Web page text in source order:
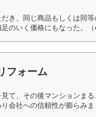
き、同じ商品もしくは同
のいく価格にもなった。（
フォーム
て、その後マンションま
会社への信頼性が膨らみま